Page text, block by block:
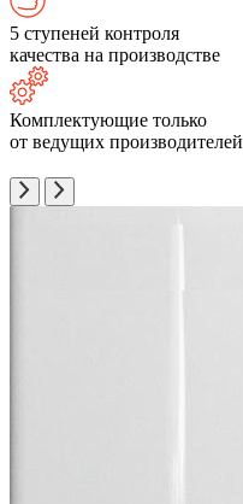
5 ступеней контроля
качества на производстве
Комплектующие только
от ведущих производителей